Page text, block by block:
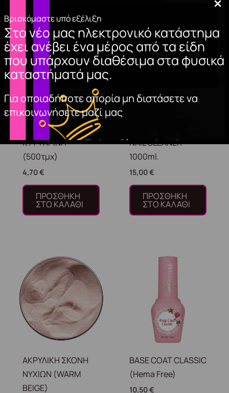
Βρισκόμαστε υπό εξέλιξη
Στο νέο μας ηλεκτρονικό κατάστημα
έχει ανέβει ένα μέρος από τα είδη
που υπάρχουν διαθέσιμα στα φυσικά
καταστήματά μας.
Για οποιαδήποτε απορία μη διστάσετε να
επικοινωνήσετε μαζί μας
Σχετικά προϊόντα
ΚΥΤΤΑΡΙΝΗ
(500τμχ)
4,70€
ΠΡΟΣΘΉΚΗ
ΣΤΟ ΚΑΛΆΘΙ
NAIL CLEANER
1000ml.
15,00€
ΠΡΟΣΘΉΚΗ
ΣΤΟ ΚΑΛΆΘΙ
ΑΚΡΥΛΙΚΗ ΣΚΟΝΗ
ΝΥΧΙΩΝ (WARM
BEIGE)
BASE COAT CLASSIC
(Hema Free)
10,50€